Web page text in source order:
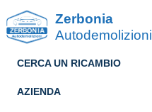
Zerbonia
Autodemolizioni
CERCA UN RICAMBIO
AZIENDA